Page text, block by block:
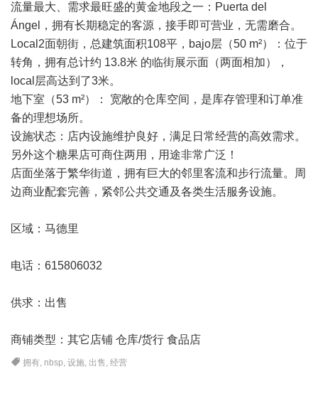
流量最大、需求最旺盛的黄金地段之一：Puerta del
Ángel，拥有长期稳定的客源，接手即可营业，无需磨合。
Local2面朝街，总建筑面积108平，bajo层（50 m²）：位于
转角，拥有总计约 13.8米 的临街展示面（两面相加），
local层高达到了3米。
地下室（53 m²）： 宽敞的仓库空间，是库存管理和订单准
备的理想场所。
设施状态：店内设施维护良好，满足日常经营的高效需求。
另外这个糖果店可商住两用，用途非常广泛！
店面坐落于繁华街道，拥有巨大的邻里客流和步行流量。周
边商业配套完善，紧邻公共交通及各类生活服务设施。
区域：马德里
电话：615806032
供求：出售
商铺类型：其它店铺 仓库/货行 食品店
拥有, nbsp,设施, 出售,经营